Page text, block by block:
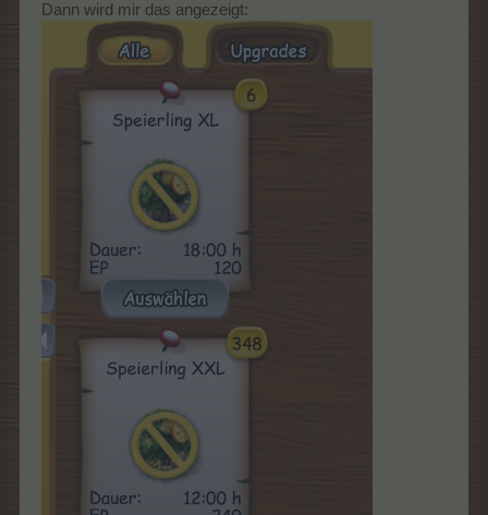
Dann wird mir das angezeigt: